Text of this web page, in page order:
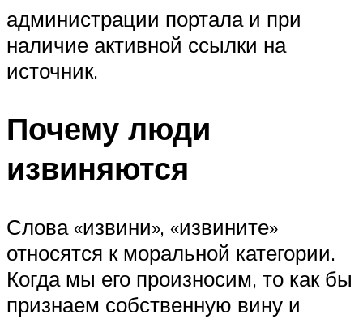
администрации портала и при
наличие активной ссылки на
источник.
Почему люди
извиняются
Слова «извини», «извините»
относятся к моральной категории.
Когда мы его произносим, то как бы
признаем собственную вину и